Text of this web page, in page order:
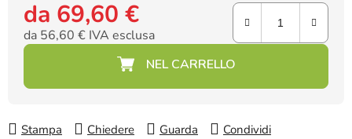
da 69,60 €
da 56,60 € IVA esclusa
Prezzo della misura:
Stampa Chiedere Guarda Condividi